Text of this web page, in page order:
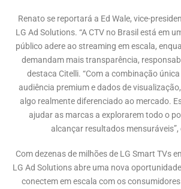
Renato se reportará a Ed Wale, vice-
LG Ad Solutions. “A CTV no Brasil está em
público adere ao streaming em escala,
demandam mais transparência,
destaca Citelli. “Com a combinação única
audiência premium e dados de
algo realmente diferenciado ao mercado.
ajudar as marcas a explorarem todo o
alcançar resultados
Com dezenas de milhões de LG Smart TVs
LG Ad Solutions abre uma nova
conectem em escala com os